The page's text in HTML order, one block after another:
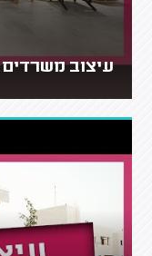
עיצוב משרדים